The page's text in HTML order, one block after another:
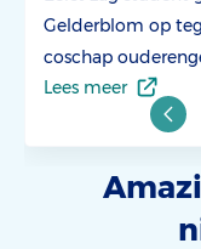
Gelderblom op
coschap
groter was de
slag ging. ‘Het
dan ik had
Lees meer